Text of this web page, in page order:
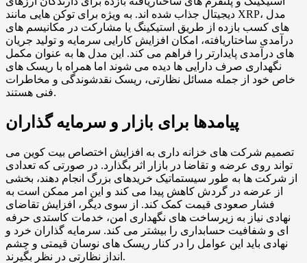
دیجیتال جذاب شده اند. به ویژه برای توکن هایی مانند XRP، مدل
های کسب بازده از طریق استیکینگ یا مشارکت در مکانیسم های
درآمدی ساختاریافته، امکان افزایش کارایی سرمایه و تولید جریان
های درآمدی پایدارتر را فراهم می کند. این مدل ها به عنوان مکمل
نگهداری صرف دارایی ها دیده می شوند اما همراه با ریسک های
خاص خود از جمله مسائل نظارتی، ریسک نقدشوندگی و مخاطرات
فنی هستند.
پیامدها برای بازار و سرمایه گذاران
تصمیم شرکت های خزانه داری به افزایش اختصاص بیت کوین می
تواند روی عرضه و تقاضا در بازار اثر بگذارد. در صورتی که تعدادی
از شرکت ها به طور سیستماتیک خریدهای بزرگ انجام دهند، بخشی
از عرضه در گردش کاهش پیدا می کند و این امر ممکن است به
فشار صعودی قیمت کمک کند. از سوی دیگر، افزایش تقاضای
نهادی نیاز به زیرساخت های نگهداری امن، خدمات کاستدی حرفه
ای و شفافیت حسابداری را بیشتر می کند. سرمایه گذاران خرد و
نهادی باید این عوامل را در کنار ریسک های نوسان قیمتی و چشم
انداز نظارتی در نظر بگیرند.